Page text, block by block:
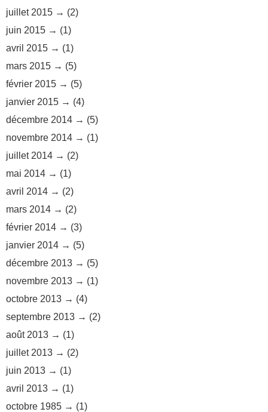
juillet 2015
(2)
juin 2015
(1)
avril 2015
(1)
mars 2015
(5)
février 2015
(5)
janvier 2015
(4)
décembre 2014
(5)
novembre 2014
(1)
juillet 2014
(2)
mai 2014
(1)
avril 2014
(2)
mars 2014
(2)
février 2014
(3)
janvier 2014
(5)
décembre 2013
(5)
novembre 2013
(1)
octobre 2013
(4)
septembre 2013
(2)
août 2013
(1)
juillet 2013
(2)
juin 2013
(1)
avril 2013
(1)
octobre 1985
(1)